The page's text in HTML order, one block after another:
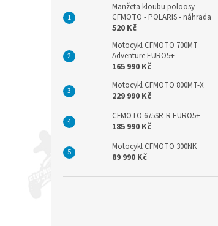
Manžeta kloubu poloosy
CFMOTO - POLARIS - náhrada
520 Kč
Motocykl CFMOTO 700MT
Adventure EURO5+
165 990 Kč
Motocykl CFMOTO 800MT-X
229 990 Kč
CFMOTO 675SR-R EURO5+
185 990 Kč
Motocykl CFMOTO 300NK
89 990 Kč